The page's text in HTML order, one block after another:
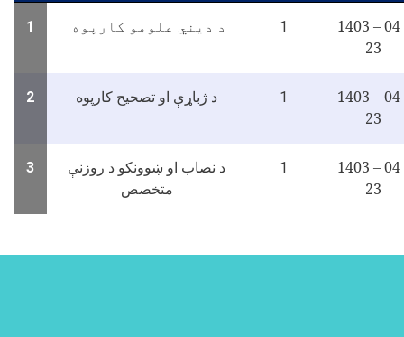
1 د دیني علومو کارپوه 1
1403 – 04
23
2 د ژباړې او تصحیح کارپوه 1
1403 – 04
23
3
د نصاب او ښوونکو د روزنې
متخصص
1
1403 – 04
23